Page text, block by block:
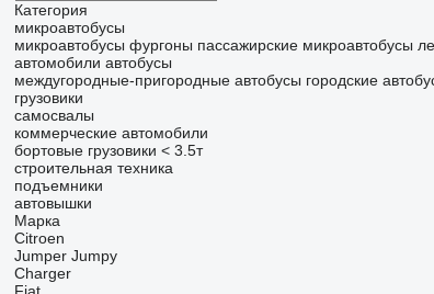
Категория
микроавтобусы
микроавтобусы фургоны пассажирские микроавтобусы
автомобили автобусы
междугородные-пригородные автобусы городские
грузовики
самосвалы
коммерческие автомобили
бортовые грузовики < 3.5т
строительная техника
подъемники
автовышки
Марка
Citroen
Jumper Jumpy
Charger